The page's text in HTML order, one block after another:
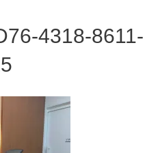
4318-8611-